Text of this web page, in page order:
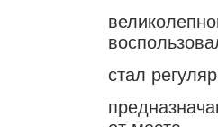
стал